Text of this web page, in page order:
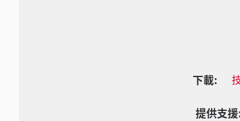
下載:
提供支